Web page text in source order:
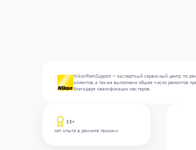
NikonRemSupport — экспертный сервисный центр по
клиентов, а также выполнено общее число ремонтов
благодаря квалификации мастеров.
13+
лет опыта в ремонте техники